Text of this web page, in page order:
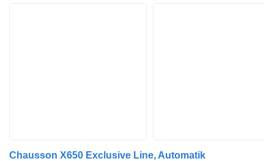
Chausson X650 Exclusive Line, Automatik